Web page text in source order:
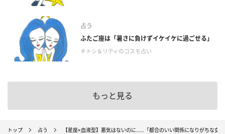
占う
ふたご座は「暑さに負けずイケイケに過ごせる」
＃トシ＆リティのコスモ占い
もっと見る
トップ 占う 【星座×血液型】悪気はないのに……「都合のいい関係になりがちな